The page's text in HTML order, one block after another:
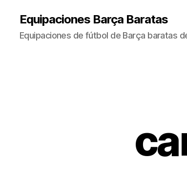
Equipaciones Barça Baratas
Equipaciones de fútbol de Barça baratas